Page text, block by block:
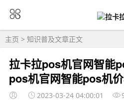
主页 > 知识普及文章正文
拉卡拉pos机官网智能
pos机官网智能pos机
2023-03-24 04:00:01